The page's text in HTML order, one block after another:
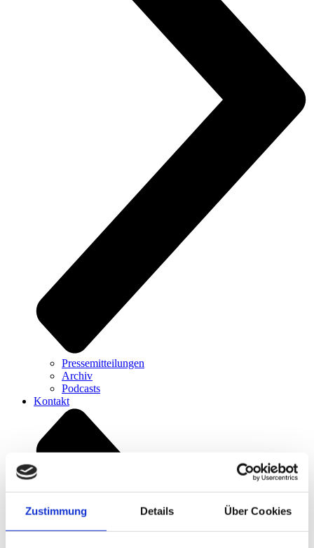
Zustimmung Details Über Cookies
Pressemitteilungen
Archiv
Podcasts
Kontakt